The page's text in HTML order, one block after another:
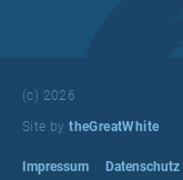
(c) 2026
Site bytheGreatWhite
Impressum Datenschutz